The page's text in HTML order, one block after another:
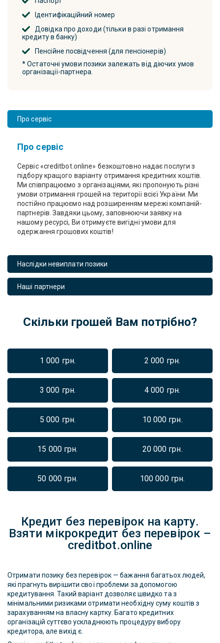
Ідентифікаційний номер
Довідка про доходи (тільки в разі отримання
кредиту в банку)
Пенсійне посвідчення (для пенсіонерів)
* Остаточні умови позики залежать від діючих умов
організації-партнера.
Про сервіс
Про сервіс
Сервіс «creditbot.online» безкоштовно надає послуги з
підбору кращого варіанту отримання кредитних коштів.
Ми співпрацюємо з організаціями, які пропонують різні
умови отримання грошей на території всієї України. Ми
постійно працюємо над розширенням мережі компаній-
партнерів. Завдяки цьому, заповнюючи заявку на
нашому ресурсі, Ви отримуєте вигідні умови для
одержання грошових коштів!
Наслідки невиплати позики
Наші партнери
Скільки грошей Вам потрібно?
1 000 грн. 2 000 грн.
3 000 грн. 4 000 грн.
5 000 грн. 10 000 грн.
15 000 грн. 20 000 грн.
50 000 грн. 100 000 грн.
Кредит без перевірок на карту.
Взяти мікрокредит без перевірок –
creditbot.online
Отримати позику без перевірок — бажання багатьох людей,
які прагнуть вирішити свої проблеми за допомогою
кредитування. Такий варіант дозволяє швидко та з
мінімальними ризиками отримати необхідну суму коштів з
зарахуванням на власну картку. Багато кредитних
організацій суттєво ускладнюють процедуру вибору
кредитора, але вихід є.